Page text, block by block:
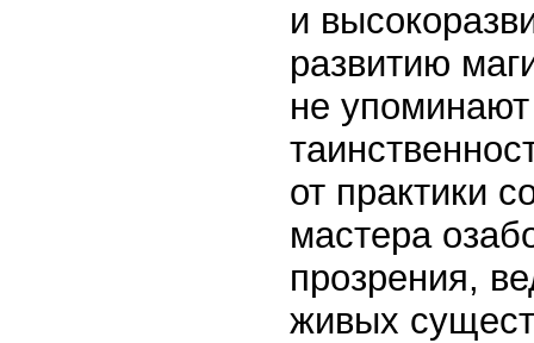
и
развитию
не
от практики
мастера
прозрения,
живых